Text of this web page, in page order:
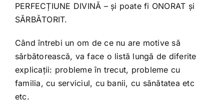
PERFECȚIUNE DIVINĂ – și poate fi ONORAT și
SĂRBĂTORIT.
Când întrebi un om de ce nu are motive să
sărbătorească, va face o listă lungă de diferite
explicații: probleme în trecut, probleme cu
familia, cu serviciul, cu banii, cu sănătatea etc
etc.